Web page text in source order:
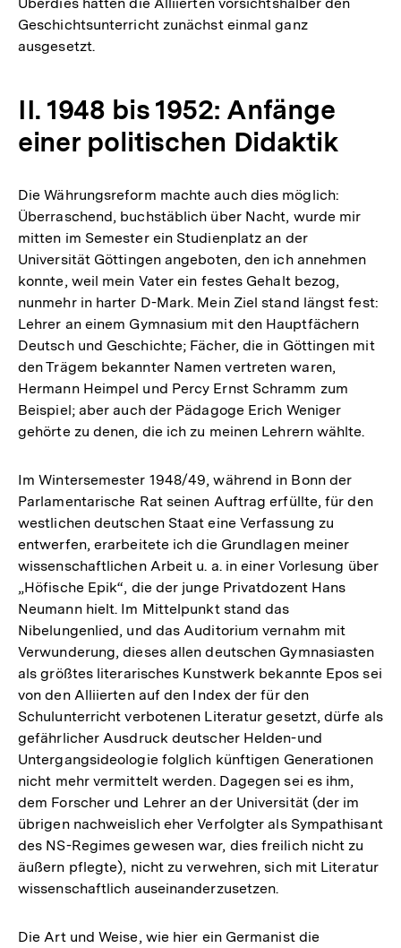
Geschichtsunterricht zunächst einmal ganz
ausgesetzt.
II. 1948 bis 1952: Anfänge
einer politischen Didaktik
Die Währungsreform machte auch dies möglich:
Überraschend, buchstäblich über Nacht, wurde mir
mitten im Semester ein Studienplatz an der
Universität Göttingen angeboten, den ich annehmen
konnte, weil mein Vater ein festes Gehalt bezog,
nunmehr in harter D-Mark. Mein Ziel stand längst fest:
Lehrer an einem Gymnasium mit den Hauptfächern
Deutsch und Geschichte; Fächer, die in Göttingen mit
den Trägem bekannter Namen vertreten waren,
Hermann Heimpel und Percy Ernst Schramm zum
Beispiel; aber auch der Pädagoge Erich Weniger
gehörte zu denen, die ich zu meinen Lehrern wählte.
Im Wintersemester 1948/49, während in Bonn der
Parlamentarische Rat seinen Auftrag erfüllte, für den
westlichen deutschen Staat eine Verfassung zu
entwerfen, erarbeitete ich die Grundlagen meiner
wissenschaftlichen Arbeit u. a. in einer Vorlesung über
„Höfische Epik“, die der junge Privatdozent Hans
Neumann hielt. Im Mittelpunkt stand das
Nibelungenlied, und das Auditorium vernahm mit
Verwunderung, dieses allen deutschen Gymnasiasten
als größtes literarisches Kunstwerk bekannte Epos sei
von den Alliierten auf den Index der für den
Schulunterricht verbotenen Literatur gesetzt, dürfe als
gefährlicher Ausdruck deutscher Helden-und
Untergangsideologie folglich künftigen Generationen
nicht mehr vermittelt werden. Dagegen sei es ihm,
dem Forscher und Lehrer an der Universität (der im
übrigen nachweislich eher Verfolgter als Sympathisant
des NS-Regimes gewesen war, dies freilich nicht zu
äußern pflegte), nicht zu verwehren, sich mit Literatur
wissenschaftlich auseinanderzusetzen.
Die Art und Weise, wie hier ein Germanist die